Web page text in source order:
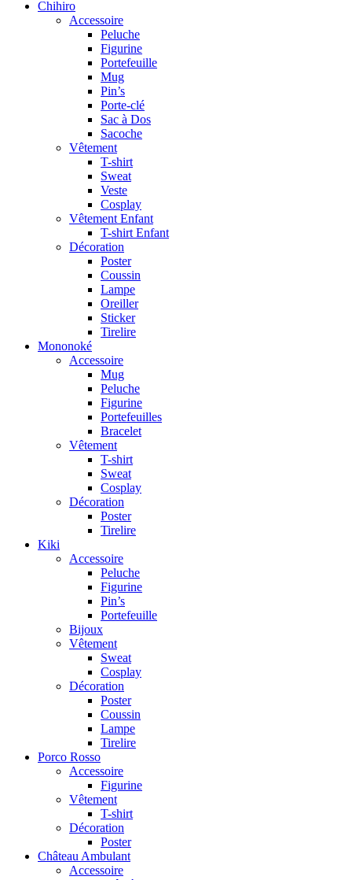
Chihiro
Accessoire
Peluche
Figurine
Portefeuille
Mug
Pin’s
Porte-clé
Sac à Dos
Sacoche
Vêtement
T-shirt
Sweat
Veste
Cosplay
Vêtement Enfant
T-shirt Enfant
Décoration
Poster
Coussin
Lampe
Oreiller
Sticker
Tirelire
Mononoké
Accessoire
Mug
Peluche
Figurine
Portefeuilles
Bracelet
Vêtement
T-shirt
Sweat
Cosplay
Décoration
Poster
Tirelire
Kiki
Accessoire
Peluche
Figurine
Pin’s
Portefeuille
Bijoux
Vêtement
Sweat
Cosplay
Décoration
Poster
Coussin
Lampe
Tirelire
Porco Rosso
Accessoire
Figurine
Vêtement
T-shirt
Décoration
Poster
Château Ambulant
Accessoire